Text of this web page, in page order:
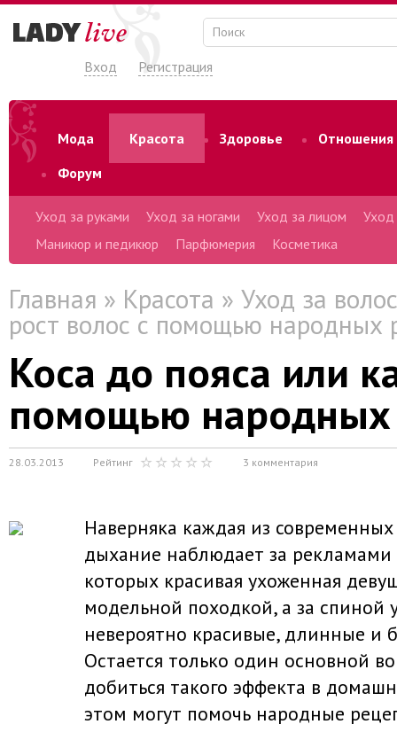
Вход Регистрация
Мода Красота Здоровье
Отношения
Форум
Уход за руками Уход за ногами Уход за лицом
Уход
Маникюр и педикюр
Парфюмерия Косметика
Главная » Красота » Уход за
рост волос с помощью народных
Коса до пояса или
помощью народных
28.03.2013 Рейтинг 3 комментария
Наверняка каждая из
дыхание наблюдает за рекламами
которых красивая ухоженная
модельной походкой, а за спиной
невероятно красивые, длинные и
Остается только один основной
добиться такого эффекта в
этом могут помочь народные